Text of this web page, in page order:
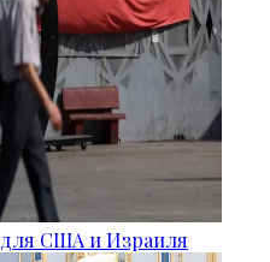
США и Израиля